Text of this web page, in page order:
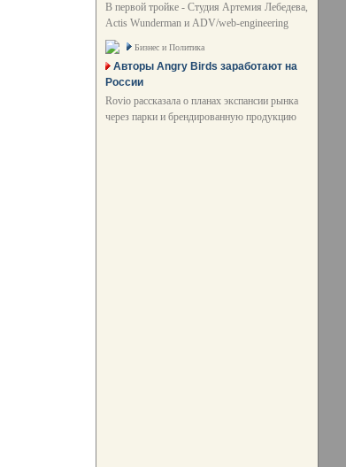
В первой тройке - Студия Артемия Лебедева,
Actis Wunderman и ADV/web-engineering
Бизнес и Политика
Авторы Angry Birds заработают на
России
Rovio рассказала о планах экспансии рынка
через парки и брендированную продукцию